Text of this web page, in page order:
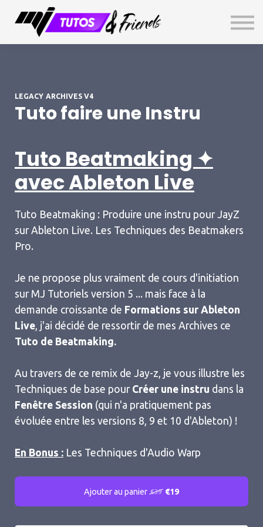
GRATUIT
Livre d'Or
LEGACY ARCHIVES V4
Tuto faire une Instru
Tuto Beatmaking ✦
avec Ableton Live
Tuto Beatmaking : Produire une instru pour JayZ
sur Ableton Live. Les Techniques des Beatmakers
Pro.
Je ne propose plus vraiment de cours d'initiation
sur MJ Tutoriels version 5 ... mais face à la
demande croissante de Formations sur Ableton
Live, j'ai décidé de ressortir de mes Archives ce
Tuto de Beatmaking.
Au travers de ce remix de Jay-z, je vous illustre les
Techniques de base pour Créer une instru dans la
Fenêtre Session (qui n'a pratiquement pas
évoluée entre les versions 8, 9 et 10 d'Ableton) !
En Bonus : Les Techniques d'Audio Warp
Ajouter au panier €39 €19